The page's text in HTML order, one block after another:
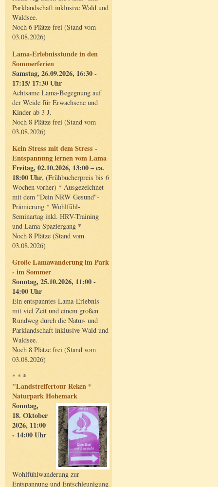
Parklandschaft inklusive Wald und
Waldsee.
Noch 6 Plätze frei (Stand vom
03.08.2026)
Lama-Erlebnisstunde in den
Sommerferien
Samstag, 26.09.2026, 16:30 -
17:15/ 17:30 Uhr
Achtsame Lama-Begegnung auf
der Weide für Erwachsene und
Kinder ab 3 J.
Noch 8 Plätze frei (Stand vom
03.08.2026)
Kein Stress mit dem Stress -
Entspannung lernen vom Lama
Freitag, 02.10.2026, 13:00 – ca.
18:00 Uhr, (Frühbucherpreis bis 6
Wochen vorher) * Ausgezeichnet
mit dem "Dein NRW Gesund"-
Prämierung * Wohlfühl-
Seminartag inkl. HRV-Training
und Lama-Spaziergang *
Noch 8 Plätze (Stand vom
03.08.2026)
Große Lamawanderung im Park
- im Sommer
Sonntag, 25.10.2026, 11:00 -
14:00 Uhr
Ein entspanntes Lama-Erlebnis
mit viel Zeit und einem großen
Rundweg durch die Natur- und
Parklandschaft inklusive Wald und
Waldsee.
Noch 8 Plätze frei (Stand vom
03.08.2026)
* * *
"Landstreifertour Reken *
Naturpark Hohemark
Sonntag,
18. Oktober
2026, 11:00
- 14:00 Uhr
Wohlfühlwanderung zur
Entspannung und Entschleunigung